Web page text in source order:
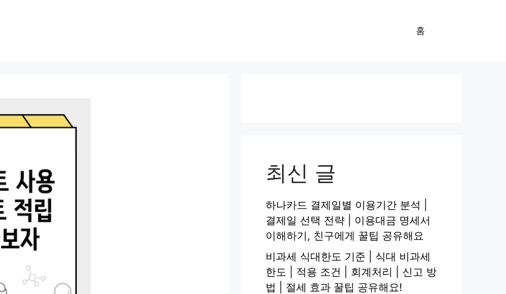
홈
최신 글
하나카드 결제일별 이용기간 분석 |
결제일 선택 전략 | 이용대금 명세서
이해하기, 친구에게 꿀팁 공유해요
비과세 식대한도 기준 | 식대 비과세
한도 | 적용 조건 | 회계처리 | 신고 방
법 | 절세 효과 꿀팁 공유해요!